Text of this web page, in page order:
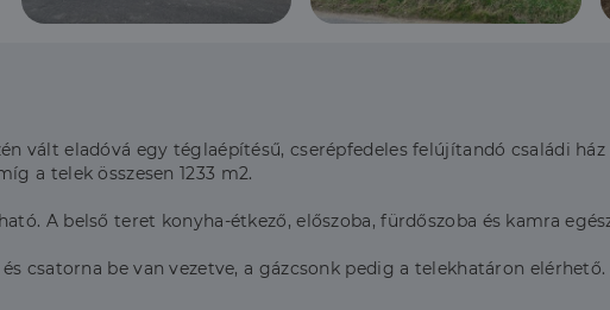
vált eladóvá egy téglaépítésű, cserépfedeles felújítandó családi ház
a telek összesen 1233 m2.
A belső teret konyha-étkező, előszoba, fürdőszoba és kamra
csatorna be van vezetve, a gázcsonk pedig a telekhatáron